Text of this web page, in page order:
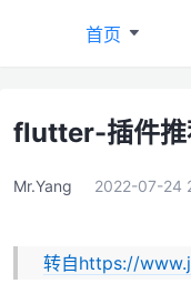
首页
flutter-插件推
Mr.Yang 2022-07-24
转自https://